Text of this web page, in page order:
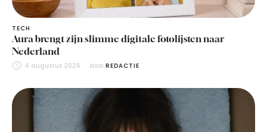
TECH
Aura brengt zijn slimme digitale fotolijsten naar
Nederland
4 augustus 2026 door REDACTIE